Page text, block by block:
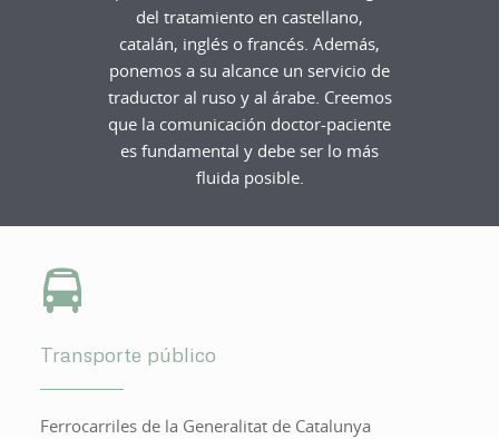
del tratamiento en castellano,
catalán, inglés o francés. Además,
ponemos a su alcance un servicio de
traductor al ruso y al árabe. Creemos
que la comunicación doctor-paciente
es fundamental y debe ser lo más
fluida posible.
Transporte público
Ferrocarriles de la Generalitat de Catalunya